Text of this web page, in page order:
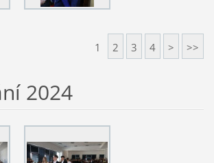
1 2 3 4 > >>
2024